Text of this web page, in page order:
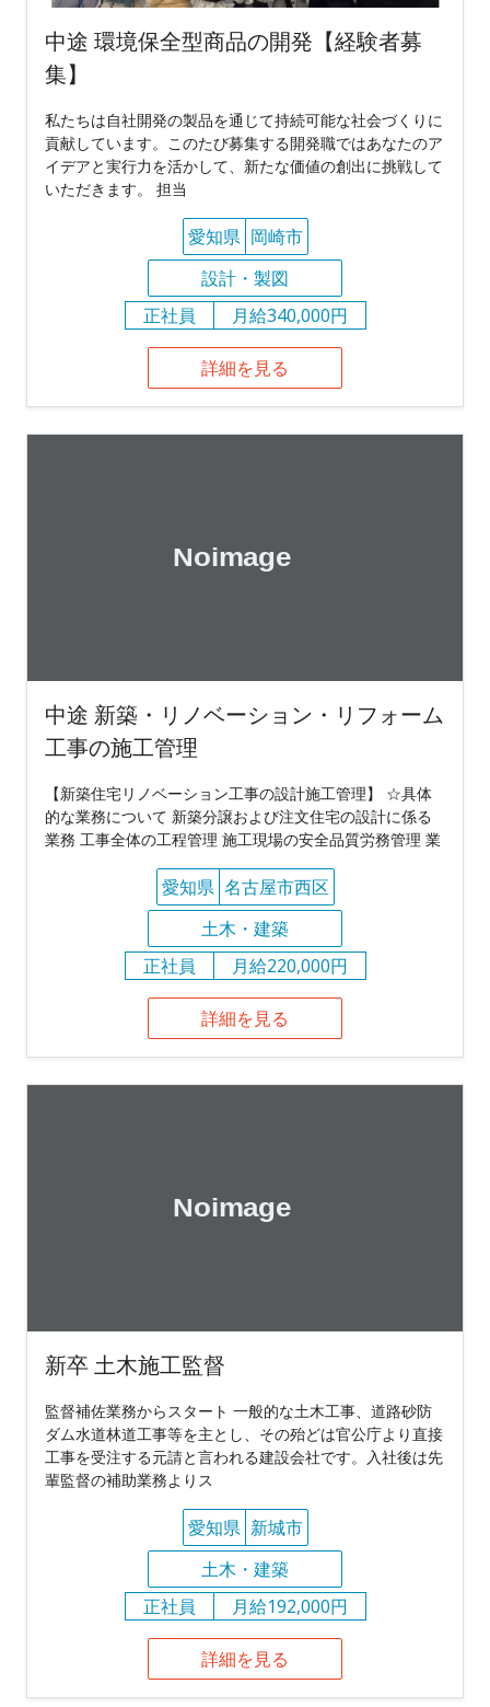
中途 環境保全型商品の開発【経験者募
集】
私たちは自社開発の製品を通じて持続可能な社会づくりに
貢献しています。このたび募集する開発職ではあなたのア
イデアと実行力を活かして、新たな価値の創出に挑戦して
いただきます。 担当
愛知県 岡崎市
設計・製図
正社員
月給340,000円
詳細を見る
中途 新築・リノベーション・リフォーム
工事の施工管理
【新築住宅リノベーション工事の設計施工管理】 ☆具体
的な業務について 新築分譲および注文住宅の設計に係る
業務 工事全体の工程管理 施工現場の安全品質労務管理 業
愛知県 名古屋市西区
土木・建築
正社員
月給220,000円
詳細を見る
新卒 土木施工監督
監督補佐業務からスタート 一般的な土木工事、道路砂防
ダム水道林道工事等を主とし、その殆どは官公庁より直接
工事を受注する元請と言われる建設会社です。入社後は先
輩監督の補助業務よりス
愛知県 新城市
土木・建築
正社員
月給192,000円
詳細を見る